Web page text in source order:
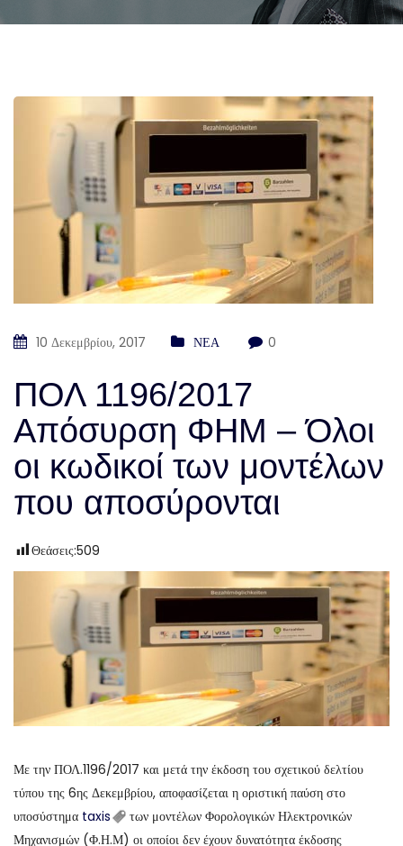
10 Δεκεμβρίου, 2017 ΝΕΑ 0
ΠΟΛ 1196/2017
Απόσυρση ΦΗΜ – Όλοι
οι κωδικοί των μοντέλων
που αποσύρονται
Θεάσεις:509
Με την ΠΟΛ.1196/2017 και μετά την έκδοση του σχετικού δελτίου
τύπου της 6ης Δεκεμβρίου, αποφασίζεται η οριστική παύση στο
υποσύστημα taxis
των μοντέλων Φορολογικών Ηλεκτρονικών
Μηχανισμών (Φ.Η.Μ) οι οποίοι δεν έχουν δυνατότητα έκδοσης